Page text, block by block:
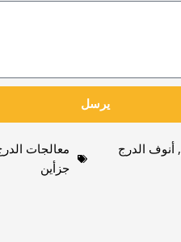
يرسل
, أنوف الدرج
معالجات
جزأين